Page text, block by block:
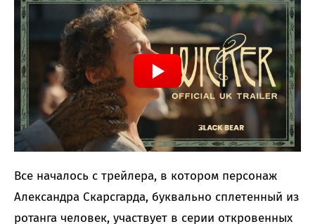
Все началось с трейлера, в котором персонаж
Александра Скарсгарда, буквально сплетенный из
ротанга человек, участвует в серии откровенных